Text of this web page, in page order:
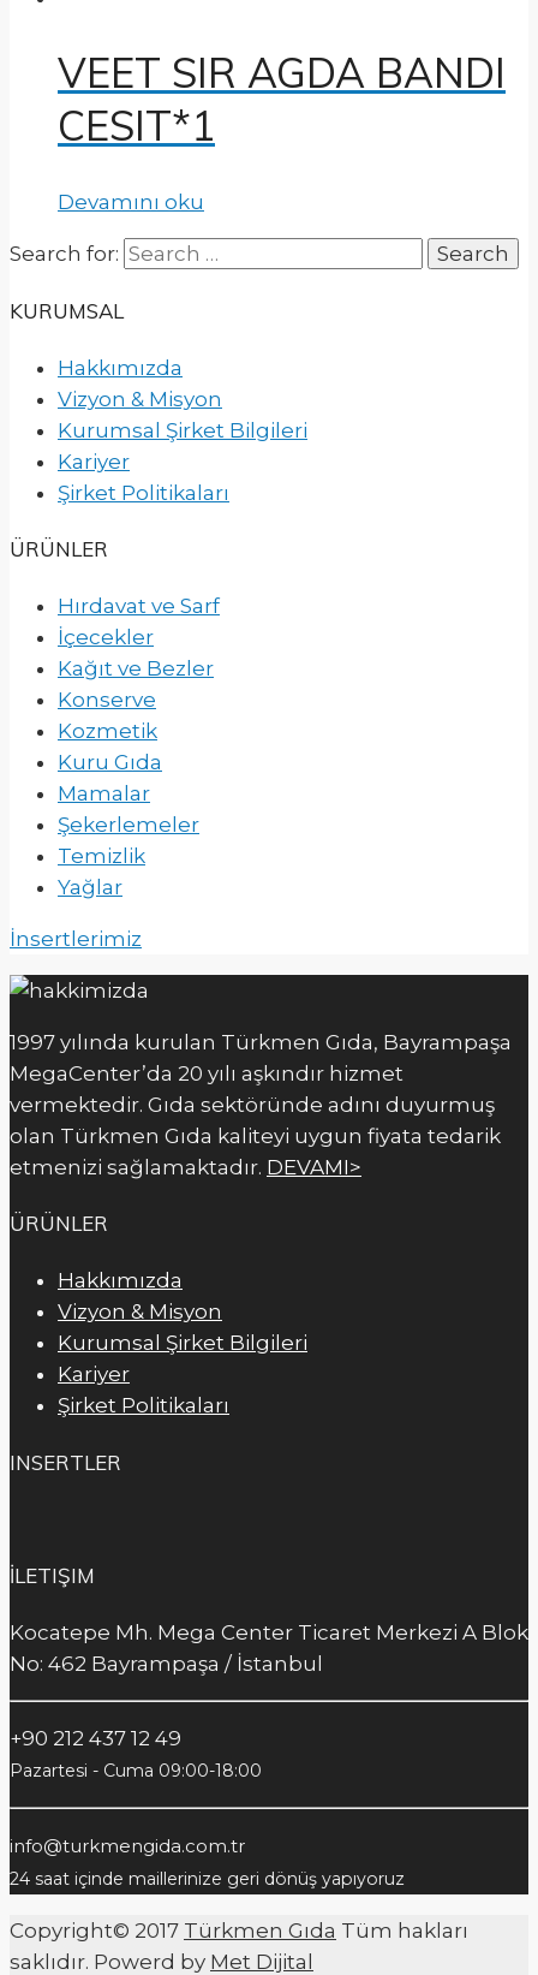
VEET SIR AGDA BANDI
CESIT*1
Devamını oku
Search for:
KURUMSAL
Hakkımızda
Vizyon & Misyon
Kurumsal Şirket Bilgileri
Kariyer
Şirket Politikaları
ÜRÜNLER
Hırdavat ve Sarf
İçecekler
Kağıt ve Bezler
Konserve
Kozmetik
Kuru Gıda
Mamalar
Şekerlemeler
Temizlik
Yağlar
İnsertlerimiz
1997 yılında kurulan Türkmen Gıda, Bayrampaşa
MegaCenter’da 20 yılı aşkındır hizmet
vermektedir. Gıda sektöründe adını duyurmuş
olan Türkmen Gıda kaliteyi uygun fiyata tedarik
etmenizi sağlamaktadır. DEVAMI>
ÜRÜNLER
Hakkımızda
Vizyon & Misyon
Kurumsal Şirket Bilgileri
Kariyer
Şirket Politikaları
INSERTLER
İLETIŞIM
Kocatepe Mh. Mega Center Ticaret Merkezi A Blok
No: 462 Bayrampaşa / İstanbul
+90 212 437 12 49
Pazartesi - Cuma 09:00-18:00
info@turkmengida.com.tr
24 saat içinde maillerinize geri dönüş yapıyoruz
Copyright© 2017 Türkmen Gıda Tüm hakları
saklıdır. Powerd by Met Dijital